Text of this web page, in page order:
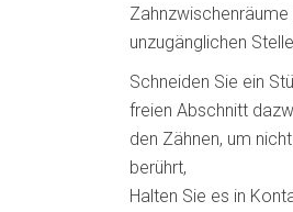
unzugänglichen
Schneiden Sie ein
freien Abschnitt
den Zähnen, um
berührt,
Halten Sie es in